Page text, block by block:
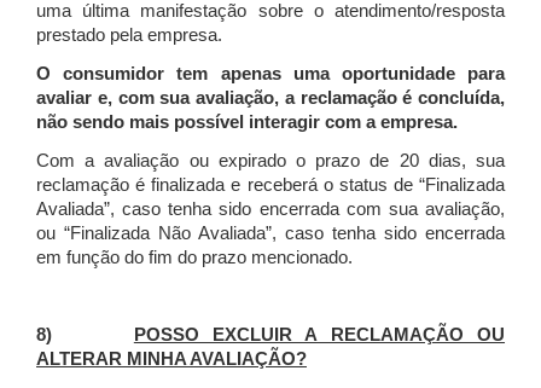
uma última manifestação sobre o atendimento/resposta
prestado pela empresa.
O consumidor tem apenas uma oportunidade para
avaliar e, com sua avaliação, a reclamação é concluída,
não sendo mais possível interagir com a empresa.
Com a avaliação ou expirado o prazo de 20 dias, sua
reclamação é finalizada e receberá o status de “Finalizada
Avaliada”, caso tenha sido encerrada com sua avaliação,
ou “Finalizada Não Avaliada”, caso tenha sido encerrada
em função do fim do prazo mencionado.
8)
POSSO EXCLUIR A RECLAMAÇÃO OU
ALTERAR MINHA AVALIAÇÃO?